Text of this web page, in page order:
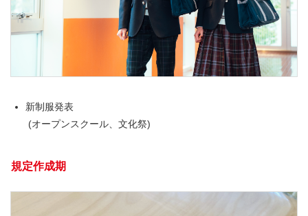
新制服発表
(オープンスクール、文化祭)
規定作成期